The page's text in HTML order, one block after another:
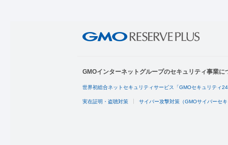
GMOインターネットグループのセキュリティ事業に
世界初総合ネットセキュリティサービス「GMOセキュリティ
実在証明・盗聴対策 サイバー攻撃対策（GMOサイバーセ